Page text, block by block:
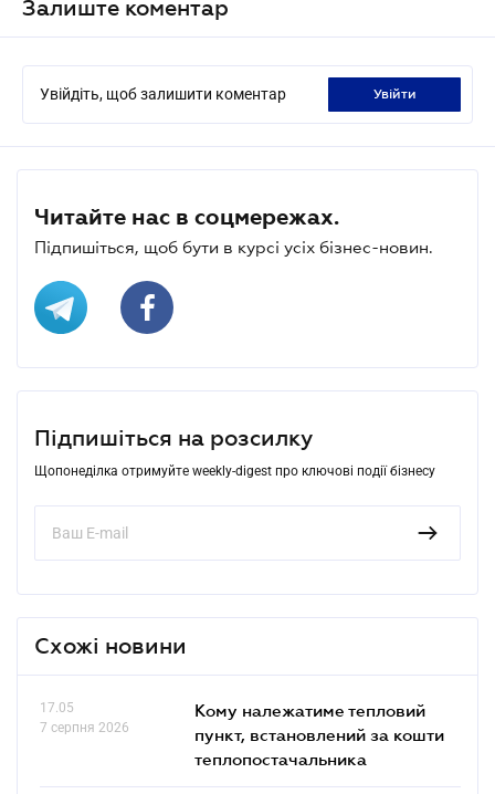
Залиште коментар
Увійдіть, щоб залишити коментар увійти
Читайте нас в соцмережах.
Підпишіться, щоб бути в курсі усіх бізнес-новин.
Підпишіться на розсилку
Щопонеділка отримуйте weekly-digest про ключові події бізнесу
Схожі новини
17.05
7 серпня 2026
Кому належатиме тепловий
пункт, встановлений за кошти
теплопостачальника